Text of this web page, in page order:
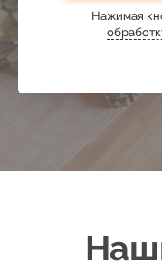
Нажимая